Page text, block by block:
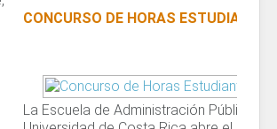
DE HORAS ESTUDIANTE IC 2026
Administración Pública de la